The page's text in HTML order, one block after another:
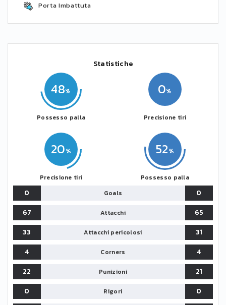
Porta Imbattuta
Statistiche
48
Possesso palla
20
Precisione tiri
52
Possesso palla
0
Precisione tiri
0 Goals
0
67
Attacchi
65
33
Attacchi pericolosi
31
4
Corners
4
22
Punizioni
21
0
Rigori 0